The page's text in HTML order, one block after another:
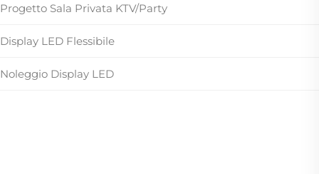
Progetto Sala Privata KTV/Party
Display LED Flessibile
Noleggio Display LED